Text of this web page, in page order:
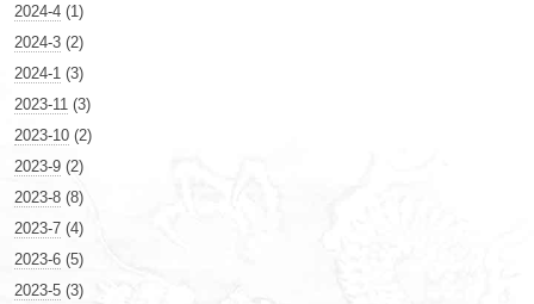
2024-4 (1)
2024-3 (2)
2024-1 (3)
2023-11 (3)
2023-10 (2)
2023-9 (2)
2023-8 (8)
2023-7 (4)
2023-6 (5)
2023-5 (3)